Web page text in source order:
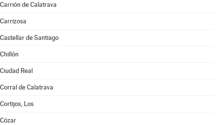
Carrión de Calatrava
Carrizosa
Castellar de Santiago
Chillón
Ciudad Real
Corral de Calatrava
Cortijos, Los
Cózar